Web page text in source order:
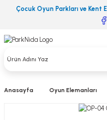
Çocuk Oyun Parkları ve Kent
Anasayfa Oyun Elemanları